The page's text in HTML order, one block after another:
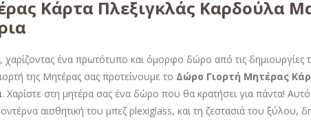
Κάρτα Πλεξιγκλάς Καρδούλα
χαρίζοντας ένα πρωτότυπο και όμορφο δώρο από τις δημιουργίες
της Μητέρας σας προτείνουμε το Δώρο Γιορτή Μητέρας
. Χαρίστε στη μητέρα σας ένα δώρο που θα κρατήσει για πάντα!
αισθητική του μπεζ plexiglass, και τη ζεστασιά του ξύλου,